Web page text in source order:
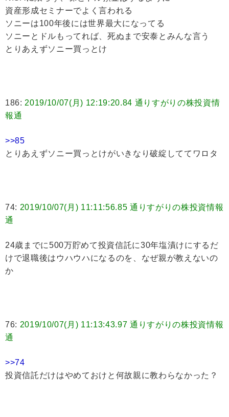
資産形成セミナーでよく言われる
ソニーは100年後には世界最大になってる
ソニーとドルもってれば、死ぬまで安泰とみんな言う
とりあえずソニー買っとけ
186: 2019/10/07(月) 12:19:20.84 通りすがりの株投資情
報通
>>85
とりあえずソニー買っとけがいきなり破綻しててワロタ
74: 2019/10/07(月) 11:11:56.85 通りすがりの株投資情報
通
24歳までに500万貯めて投資信託に30年塩漬けにするだ
けで退職後はウハウハになるのを、なぜ親が教えないの
か
76: 2019/10/07(月) 11:13:43.97 通りすがりの株投資情報
通
>>74
投資信託だけはやめておけと何故親に教わらなかった？